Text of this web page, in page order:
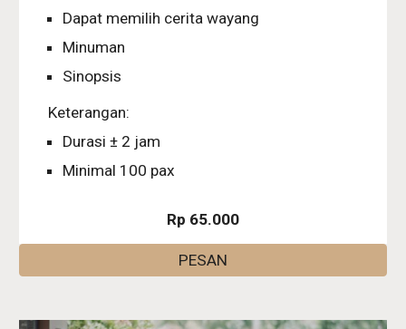
Dapat memilih cerita wayang
Minuman
Sinopsis
Keterangan:
Durasi ± 2 jam
Minimal 100 pax
Rp 65.000
PESAN